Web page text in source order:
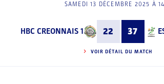
SAMEDI 13 DÉCEMBRE 2025 À
HBC CREONNAIS 1 22 37
VOIR DÉTAIL DU MATCH